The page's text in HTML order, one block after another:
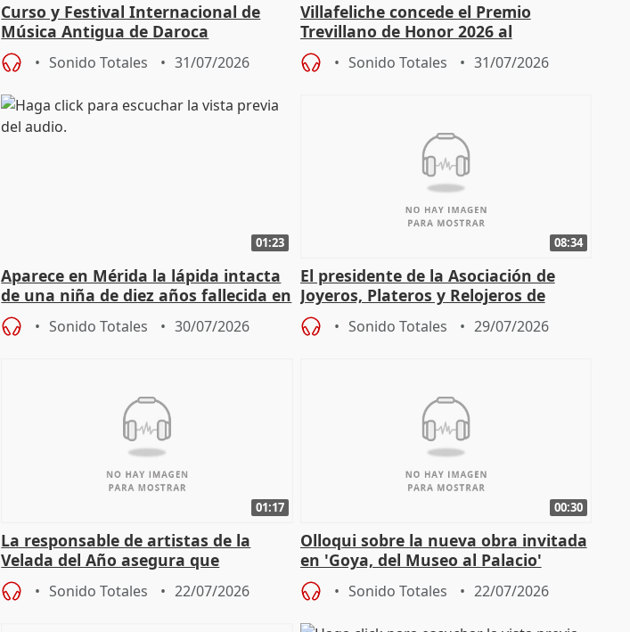
Curso y Festival Internacional de
Música Antigua de Daroca
Sonido Totales 31/07/2026
Villafeliche concede el Premio
Trevillano de Honor 2026 al
periodista Xabier Fortes
Sonido Totales 31/07/2026
01:23
Aparece en Mérida la lápida intacta
de una niña de diez años fallecida en
el año 519 d.C.
Sonido Totales 30/07/2026
08:34
El presidente de la Asociación de
Joyeros, Plateros y Relojeros de
Córdoba celebra la IGP
Sonido Totales 29/07/2026
01:17
La responsable de artistas de la
Velada del Año asegura que
"Andalucía está muy presente" en la
cita
Sonido Totales 22/07/2026
00:30
Olloqui sobre la nueva obra invitada
en 'Goya, del Museo al Palacio'
Sonido Totales 22/07/2026